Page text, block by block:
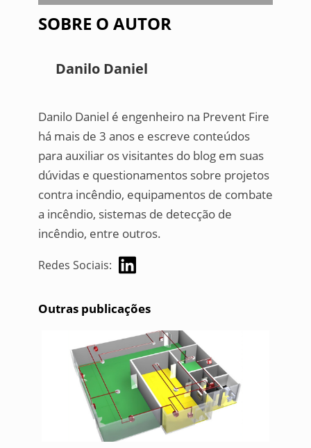
SOBRE O AUTOR
Danilo Daniel
Danilo Daniel é engenheiro na Prevent Fire
há mais de 3 anos e escreve conteúdos
para auxiliar os visitantes do blog em suas
dúvidas e questionamentos sobre projetos
contra incêndio, equipamentos de combate
a incêndio, sistemas de detecção de
incêndio, entre outros.
Redes Sociais:
Outras publicações